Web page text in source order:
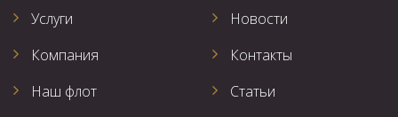
Услуги
Компания
Наш флот
Новости
Контакты
Статьи